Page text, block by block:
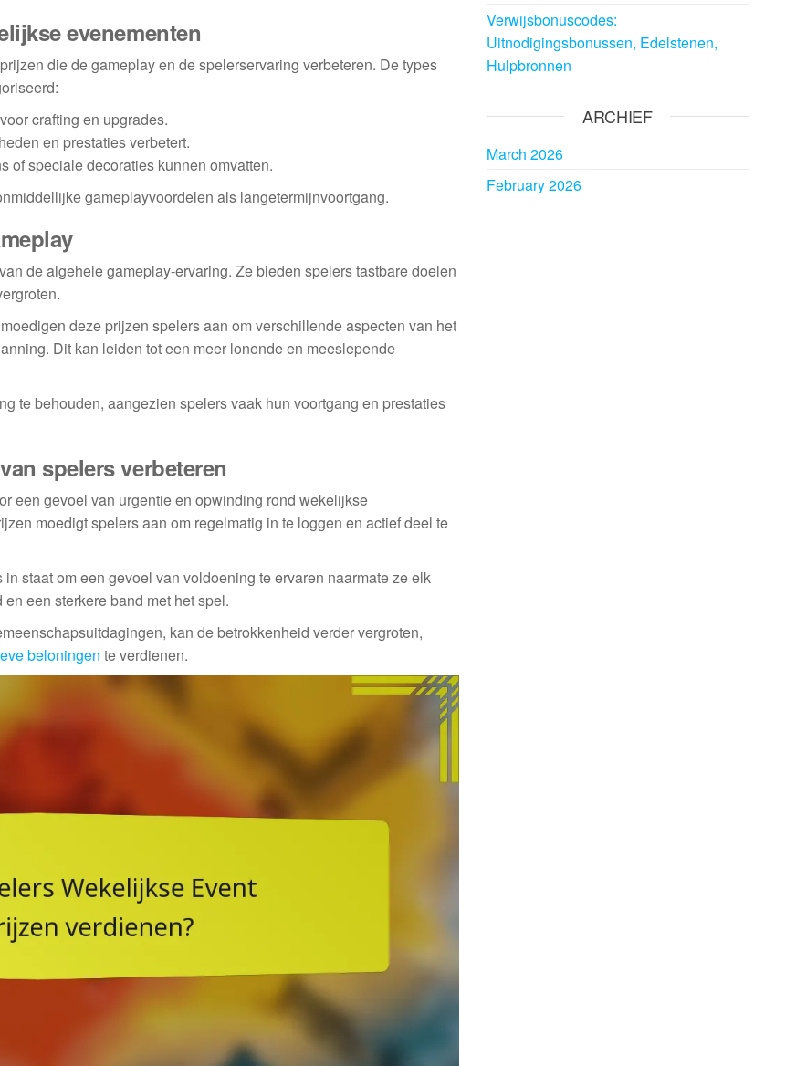
evenementen
die de gameplay en de spelerservaring verbeteren. De types
crafting en upgrades.
en prestaties verbetert.
of speciale decoraties kunnen omvatten.
gameplayvoordelen als langetermijnvoortgang.
de algehele gameplay-ervaring. Ze bieden spelers tastbare doelen
deze prijzen spelers aan om verschillende aspecten van het
Dit kan leiden tot een meer lonende en meeslepende
te behouden, aangezien spelers vaak hun voortgang en prestaties
spelers verbeteren
een gevoel van urgentie en opwinding rond wekelijkse
moedigt spelers aan om regelmatig in te loggen en actief deel te
staat om een gevoel van voldoening te ervaren naarmate ze elk
een sterkere band met het spel.
kan de betrokkenheid verder vergroten,
beloningen te verdienen.
Verwijsbonuscodes:
Uitnodigingsbonussen, Edelstenen,
Hulpbronnen
ARCHIEF
March 2026
February 2026